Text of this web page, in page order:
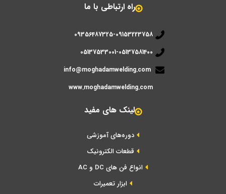
راه ارتباطی با ما
09356487325-09153223758
05137533001-05137581400
info@moghadamwelding.com
www.moghadamwelding.com
لینک های مفید
دوره‌های آموزشی
قطعات الکترونیک
انواع فن های DC و AC
ابزار تعمیرات